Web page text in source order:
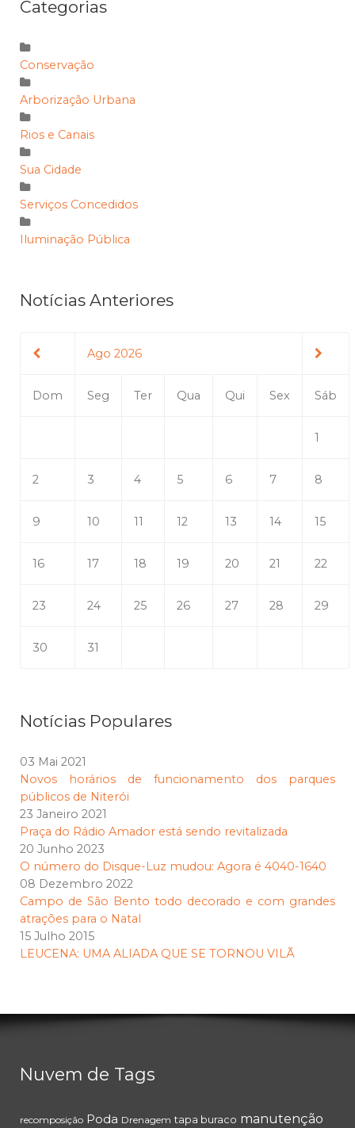
Categorias
Conservação
Arborização Urbana
Rios e Canais
Sua Cidade
Serviços Concedidos
Iluminação Pública
Notícias Anteriores
Ago 2026
Dom Seg Ter Qua Qui Sex Sáb
1
2 3 4 5 6 7 8
9 10 11 12 13 14 15
16 17 18 19 20 21 22
23 24 25 26 27 28 29
30 31
Notícias Populares
03 Mai 2021
Novos horários de funcionamento dos parques
públicos de Niterói
23 Janeiro 2021
Praça do Rádio Amador está sendo revitalizada
20 Junho 2023
O número do Disque-Luz mudou: Agora é 4040-1640
08 Dezembro 2022
Campo de São Bento todo decorado e com grandes
atrações para o Natal
15 Julho 2015
LEUCENA: UMA ALIADA QUE SE TORNOU VILÃ
Nuvem de Tags
recomposição Poda Drenagem tapa buraco manutenção